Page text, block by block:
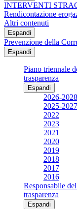
INTERVENTI
Rendicontazione
Altri contenuti
Espandi
Prevenzione della
Espandi
Piano triennale
trasparenza
Espandi
2026-2028
2025-2027
2022
2023
2021
2020
2019
2018
2017
2016
Responsabile
trasparenza
Espandi